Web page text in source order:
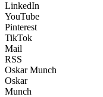
LinkedIn
YouTube
Pinterest
TikTok
Mail
RSS
Oskar Munch
Oskar
Munch